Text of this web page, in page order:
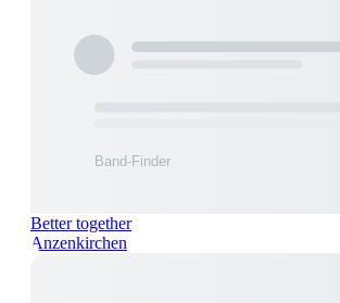
Better together
Anzenkirchen